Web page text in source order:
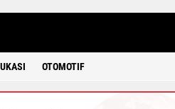
OTOMOTIF